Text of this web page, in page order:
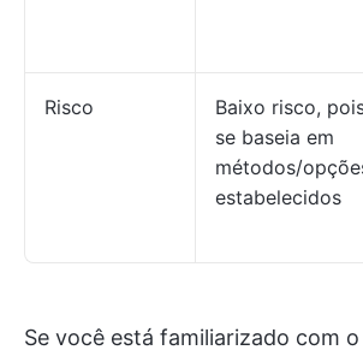
Risco
Baixo risco,
se baseia em
métodos/
estabelecidos
Se você está familiarizado com